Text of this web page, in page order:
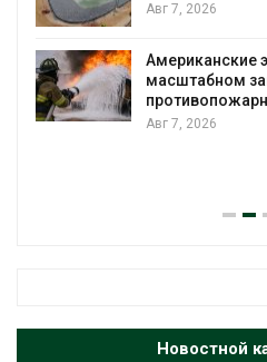
Авг 7, 2026
Американские
масштабном
Авг 7, 2026
Новостной